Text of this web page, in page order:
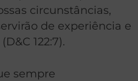
circunstâncias,
de experiência e
122:7).
sempre